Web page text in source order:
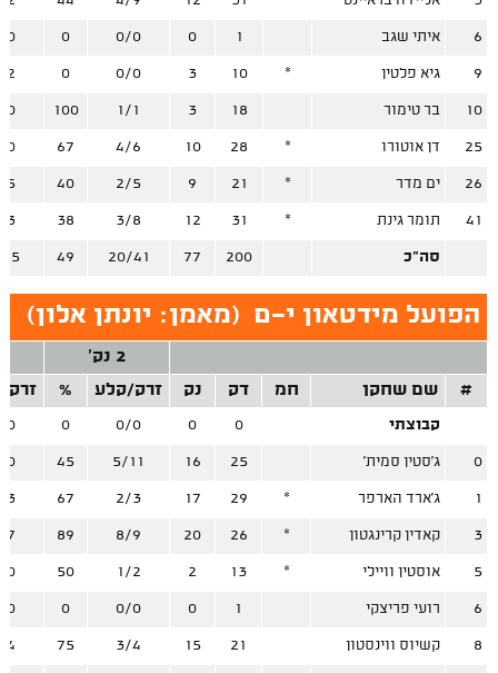
6 איתי שגב 1
0
0/0
0
0
9 גיא פלטין *
10
3
0/0
0
2
10 בר טימור 18
3
1/1
100
0
25 דן אוטורו *
28
10
4/6
67
0
26 ים מדר *
21
9
2/5
40
5
41 תומר גינת *
31
12
3/8
38
3
סה"כ 200
77
20/41
49
הפועל מידטאון י-ם (מאמן: יונתן אלון)
2 נק'
#
שם שחקן חמ דק נק זרק/קלע %
קבוצתי 0
0
0/0
0
0
0 ג'סטין סמית' 25
16
5/11
45
0
1 ג'ארד הארפר *
29
17
2/3
67
3
3 קאדין קרינגטון *
26
20
8/9
89
7
5 אוסטין וויילי *
13
2
1/2
50
0
6 רועי פריצקי 1
0
0/0
0
0
8 קשיוס ווינסטון 21
15
3/4
75
4